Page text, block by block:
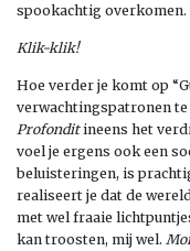
spookachtig overkomen.
Klik-klik!
Hoe verder je komt op
verwachtingspatronen
Profonditineens het
voel je ergens ook een
beluisteringen, is
realiseert je dat de
met wel fraaie
kan troosten, mij wel.